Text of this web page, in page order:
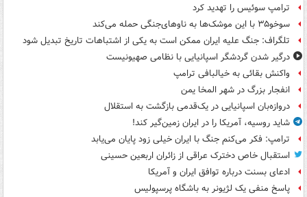
ترامپ سوئیس را تهدید کرد
سوخو۳۵ با این موشک‌ها به ناوهای‌جنگی حمله می‌کند
تلگراف: جنگ علیه ایران ممکن است به یکی از اشتباهات تاریخ تبدیل شود
درگیر شدن گردشگر اسپانیایی با نظامی صهیونیست
واکنش بقائی به خیالبافی ترامپ
انفجار بزرگ در شهر المخا یمن
دروازه‌بان اسپانیایی در یک‌قدمی بازگشت به استقلال
شاید روسیه، آمریکا را در ایران زمین‌گیر کند!
ترامپ: فکر می‌کنم جنگ با ایران خیلی زود پایان می‌یابد
استقبال خاص دخترک عراقی از زائران اربعین حسینی
ادعای بسنت درباره توافق ایران و آمریکا
پاسخ منفی یک لژیونر به باشگاه پرسپولیس